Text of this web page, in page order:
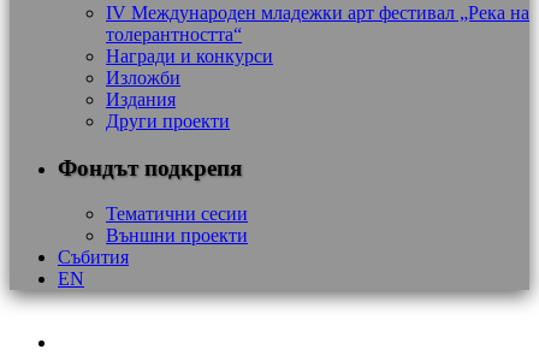
IV Международен младежки арт фестивал „Река на
толерантността“
Награди и конкурси
Изложби
Издания
Други проекти
Фондът подкрепя
Тематични сесии
Външни проекти
Събития
EN